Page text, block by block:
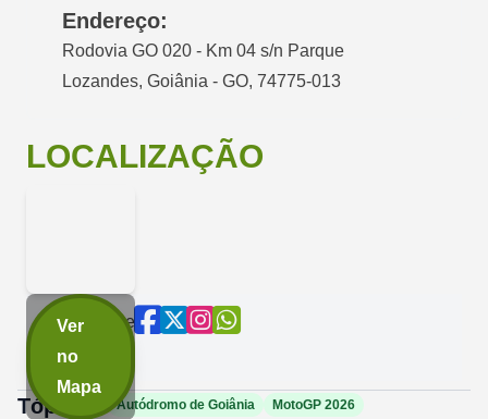
Endereço:
Rodovia GO 020 - Km 04 s/n Parque
Lozandes, Goiânia - GO, 74775-013
LOCALIZAÇÃO
Ver
no
Mapa
Compartilhe
Tópicos: Autódromo de Goiânia
MotoGP 2026